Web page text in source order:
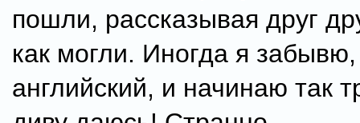
пошли, рассказывая друг
как могли. Иногда я
английский, и начинаю так